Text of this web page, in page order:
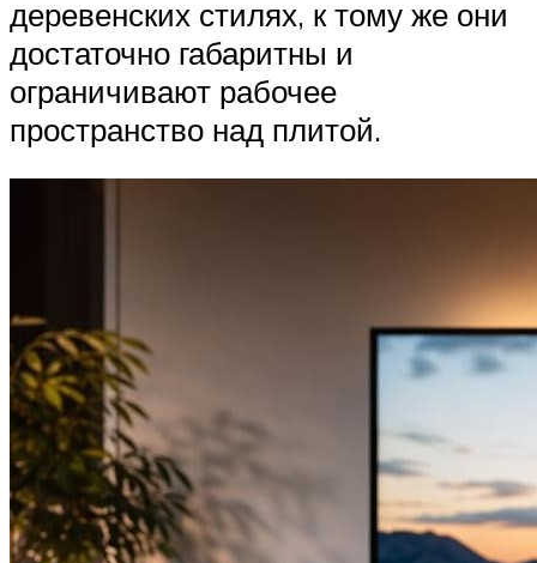
деревенских стилях, к тому же они
достаточно габаритны и
ограничивают рабочее
пространство над плитой.